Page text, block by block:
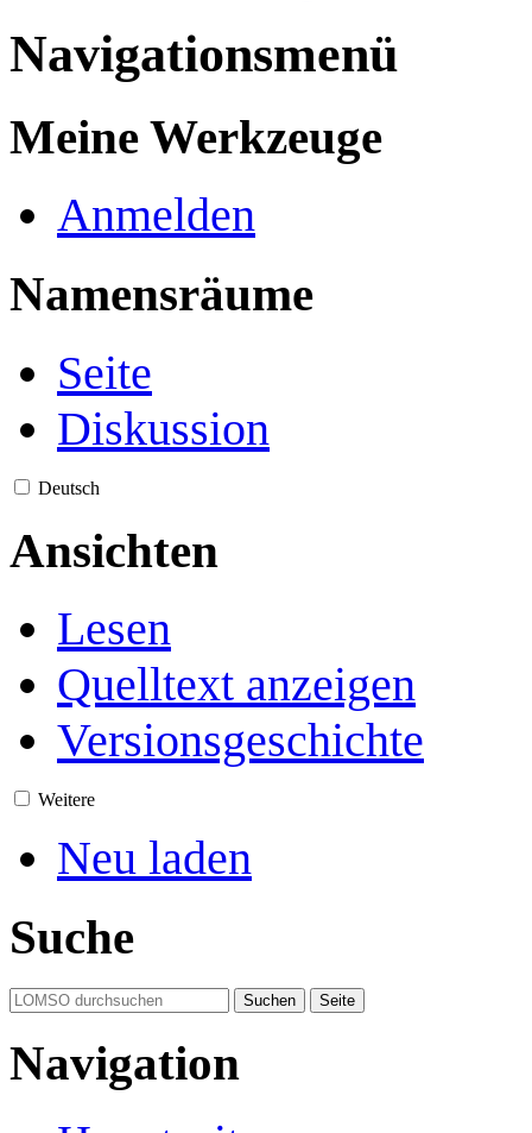
Navigationsmenü
Meine Werkzeuge
Anmelden
Namensräume
Seite
Diskussion
Deutsch
Ansichten
Lesen
Quelltext anzeigen
Versionsgeschichte
Weitere
Neu laden
Suche
Navigation